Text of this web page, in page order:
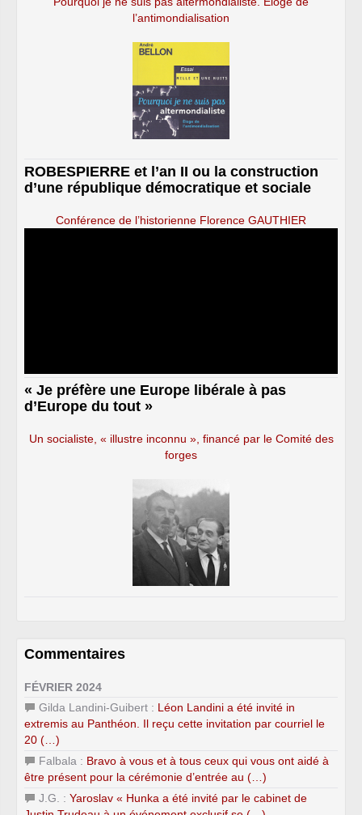
l’antimondialisation
ROBESPIERRE et l’an II ou la construction
d’une république démocratique et sociale
Conférence de l’historienne Florence GAUTHIER
« Je préfère une Europe libérale à pas
d’Europe du tout »
Un socialiste, « illustre inconnu », financé par le Comité des
forges
Commentaires
FÉVRIER 2024
Gilda Landini-Guibert : Léon Landini a été invité in
extremis au Panthéon. Il reçu cette invitation par courriel le
20 (…)
Falbala : Bravo à vous et à tous ceux qui vous ont aidé à
être présent pour la cérémonie d’entrée au (…)
J.G. : Yaroslav « Hunka a été invité par le cabinet de